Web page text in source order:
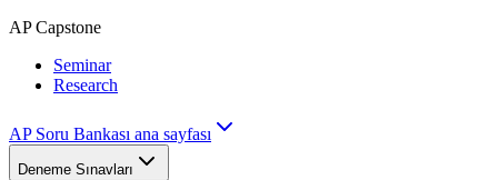
AP Capstone
Seminar
Research
AP Soru Bankası ana sayfası
Deneme Sınavları